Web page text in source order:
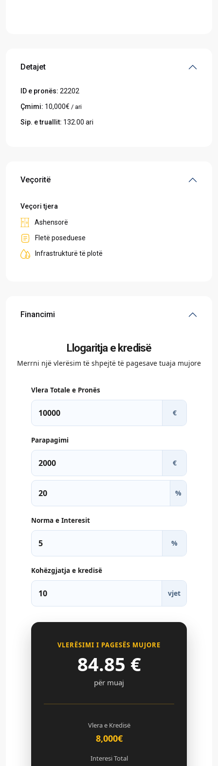
Detajet
ID e pronës: 22202
Çmimi: 10,000€ / ari
Sip. e truallit: 132.00 ari
Veçoritë
Veçori tjera
Ashensorë
Fletë poseduese
Infrastrukturë të plotë
Financimi
Llogaritja e kredisë
Merrni një vlerësim të shpejtë të pagesave tuaja mujore
Vlera Totale e Pronës
€
Parapagimi
€
%
Norma e Interesit
%
Kohëzgjatja e kredisë
vjet
VLERËSIMI I PAGESËS MUJORE
84.85 €
për muaj
Vlera e Kredisë
8,000€
Interesi Total